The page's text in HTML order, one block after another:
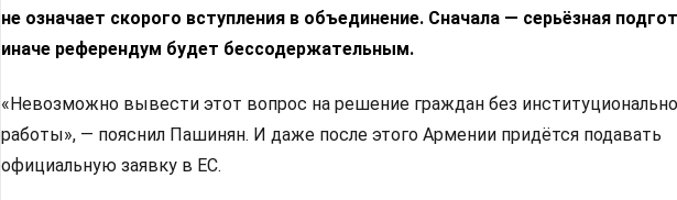
не означает скорого вступления в объединение. Сначала — серьёзная
иначе референдум будет бессодержательным.
«Невозможно вывести этот вопрос на решение граждан без
работы», — пояснил Пашинян. И даже после этого Армении придётся подавать
официальную заявку в ЕС.